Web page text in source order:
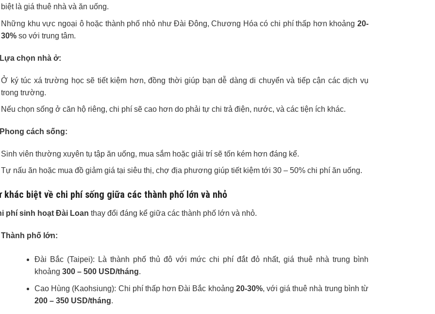
biệt là giá thuê nhà và ăn uống.
Những khu vực ngoại ô hoặc thành phố nhỏ như Đài Đông, Chương Hóa có chi phí thấp hơn khoảng 20-
30% so với trung tâm.
chọn nhà ở:
Ở ký túc xá trường học sẽ tiết kiệm hơn, đồng thời giúp bạn dễ dàng di chuyển và tiếp cận các dịch vụ
trong trường.
Nếu chọn sống ở căn hộ riêng, chi phí sẽ cao hơn do phải tự chi trả điện, nước, và các tiện ích khác.
cách sống:
Sinh viên thường xuyên tụ tập ăn uống, mua sắm hoặc giải trí sẽ tốn kém hơn đáng kể.
Tự nấu ăn hoặc mua đồ giảm giá tại siêu thị, chợ địa phương giúp tiết kiệm tới 30 – 50% chi phí ăn uống.
khác biệt về chi phí sống giữa các thành phố lớn và nhỏ
phí sinh hoạt Đài Loan thay đổi đáng kể giữa các thành phố lớn và nhỏ.
Thành phố lớn:
Đài Bắc (Taipei): Là thành phố thủ đô với mức chi phí đắt đỏ nhất, giá thuê nhà trung bình
khoảng300 – 500 USD/tháng.
Cao Hùng (Kaohsiung): Chi phí thấp hơn Đài Bắc khoảng 20-30%, với giá thuê nhà trung bình từ
200 – 350 USD/tháng.